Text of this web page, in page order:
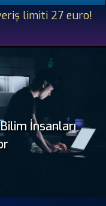
limiti 27 euro!
İnsanları